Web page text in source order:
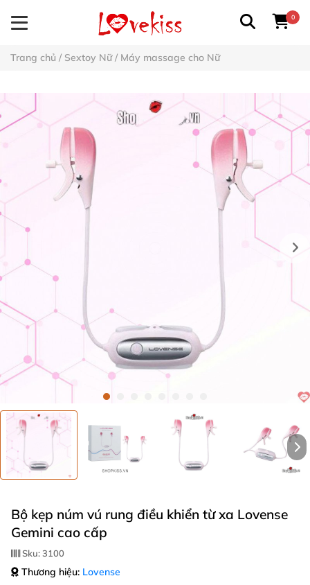
0
Trang chủ / Sextoy Nữ/ Máy massage cho Nữ
Bộ kẹp núm vú rung điều khiển từ xa Lovense
Gemini cao cấp
Sku:3100
Thương hiệu: Lovense